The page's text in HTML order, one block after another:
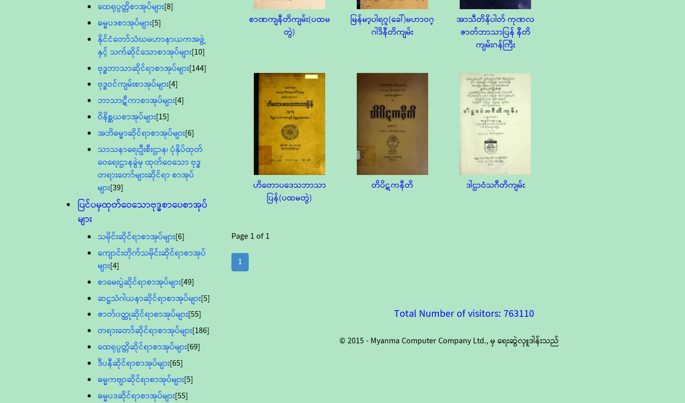
ထေရုပ္ပတ္တိစာအုပ်များ[8]
ဓမ္မပဒစာအုပ်များ[5]
နိုင်ငံတော်သံဃမဟာနာယကအဖွဲ့
နှင့် သက်ဆိုင်သောစာအုပ်များ[10]
ဗုဒ္ဓဘာသာဆိုင်ရာစာအုပ်များ[144]
ဗုဒ္ဓဝင်ကျမ်းစာအုပ်များ[4]
ဘာသာဋီကာစာအုပ်များ[4]
ဝိနိစ္ဆယစာအုပ်များ[15]
အဘိဓမ္မာဆိုင်ရာစာအုပ်များ[6]
သာသနာရေးဦးစီးဌာန၊ ပုံနှိပ်ထုတ်
ဝေရေးဌာနခွဲမှ ထုတ်ဝေသော ဗုဒ္ဓ
တရားတော်များဆိုင်ရာ စာအုပ်
များ[39]
ပြင်ပမှထုတ်ဝေသောဗုဒ္ဓစာပေစာအုပ်
များ
သမိုင်းဆိုင်ရာစာအုပ်များ[6]
ကျောင်းတိုက်သမိုင်းဆိုင်ရာစာအုပ်
များ[4]
စာမေးပွဲဆိုင်ရာစာအုပ်များ[49]
ဆဋ္ဌသံဂါယနာဆိုင်ရာစာအုပ်များ[5]
ဇာတ်၀တ္ထုဆိုင်ရာစာအုပ်များ[55]
တရားတော်ဆိုင်ရာစာအုပ်များ[186]
ထေရုပ္ပတ္တိဆိုင်ရာစာအုပ်များ[69]
ဒီပနီဆိုင်ရာစာအုပ်များ[65]
ဓမ္မကဗျာဆိုင်ရာစာအုပ်များ[5]
ဓမ္မပဒဆိုင်ရာစာအုပ်များ[55]
စာဏကျနီတိကျမ်း(ပထမ
တွဲ)
မြန်မာ့ပါရဂူ(ခေါ်)မဟာဝဂ္
ဂါဒိနီတိကျမ်း
အာသီတိနိပါတ် ကုဏလ
ဇာတ်ဘာသာပြန် နီတိ
ကျမ်းဂန်ကြီး
ဟိတောပဒေသဘာသာ
ပြန်(ပထမတွဲ)
တိပိဋကနီတိ ဒါဌာဝံသဂီတိကျမ်း
Page1 of1
1
Total Number of visitors: 763110
© 2015 - Myanma Computer Company Ltd., မှ ရေးဆွဲလှူဒါန်းသည်